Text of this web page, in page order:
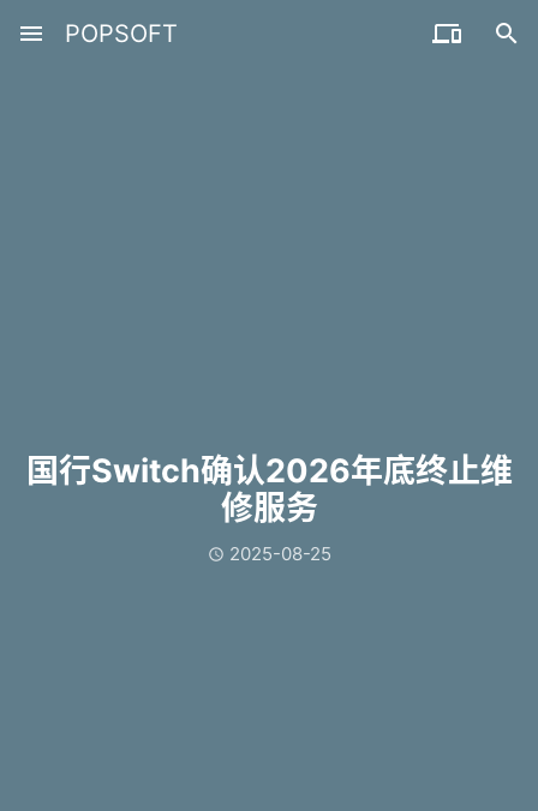
menu POPSOFT  
国行Switch确认2026年底终止维
修服务
 2025-08-25